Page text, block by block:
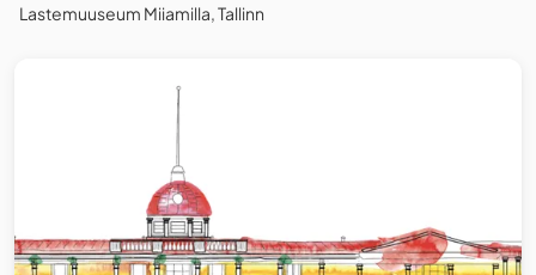
Lastemuuseum Miiamilla, Tallinn